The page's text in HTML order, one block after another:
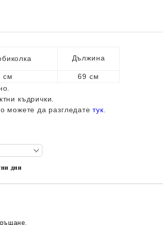
Дължина
см
69 см
къдрички.
можете да разгледатетук
дни